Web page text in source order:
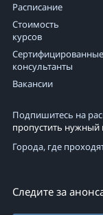
Расписание
Стоимость
курсов
Сертифицированные
консультанты
Вакансии
Подпишитесь на
пропустить нужный
Города, где
Следите за